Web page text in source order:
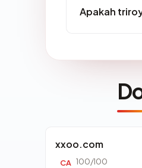
Apakah
xxoo.com
CA 100/100